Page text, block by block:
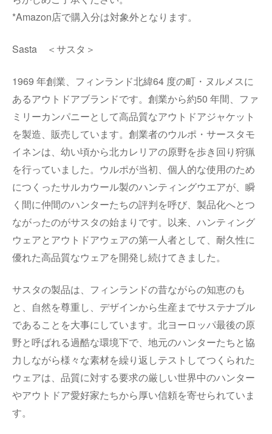
*Amazon店で購入分は対象外となります。
Sasta ＜サスタ＞
1969 年創業、フィンランド北緯64 度の町・ヌルメスに
あるアウトドアブランドです。創業から約50 年間、ファ
ミリーカンパニーとして⾼品質なアウトドアジャケット
を製造、販売しています。創業者のウルポ・サースタモ
イネンは、幼い頃から北カレリアの原野を歩き回り狩猟
を⾏っていました。ウルポが当初、個⼈的な使⽤のため
につくったサルカウール製のハンティングウエアが、瞬
く間に仲間のハンターたちの評判を呼び、製品化へとつ
ながったのがサスタの始まりです。以来、ハンティング
ウェアとアウトドアウェアの第⼀⼈者として、耐久性に
優れた⾼品質なウェアを開発し続けてきました。
サスタの製品は、フィンランドの昔ながらの知恵のも
と、⾃然を尊重し、デザインから⽣産までサステナブル
であることを⼤事にしています。北ヨーロッパ最後の原
野と呼ばれる過酷な環境下で、地元のハンターたちと協
⼒しながら様々な素材を繰り返しテストしてつくられた
ウェアは、品質に対する要求の厳しい世界中のハンター
やアウトドア愛好家たちから厚い信頼を寄せられていま
す。